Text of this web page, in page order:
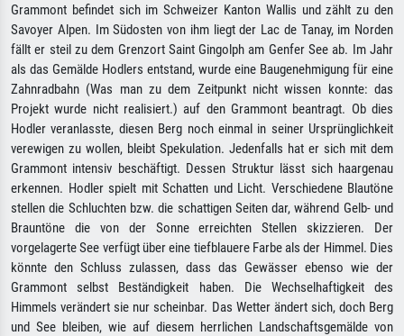
Grammont befindet sich im Schweizer Kanton Wallis und zählt zu den
Savoyer Alpen. Im Südosten von ihm liegt der Lac de Tanay, im Norden
fällt er steil zu dem Grenzort Saint Gingolph am Genfer See ab. Im Jahr
als das Gemälde Hodlers entstand, wurde eine Baugenehmigung für eine
Zahnradbahn (Was man zu dem Zeitpunkt nicht wissen konnte: das
Projekt wurde nicht realisiert.) auf den Grammont beantragt. Ob dies
Hodler veranlasste, diesen Berg noch einmal in seiner Ursprünglichkeit
verewigen zu wollen, bleibt Spekulation. Jedenfalls hat er sich mit dem
Grammont intensiv beschäftigt. Dessen Struktur lässt sich haargenau
erkennen. Hodler spielt mit Schatten und Licht. Verschiedene Blautöne
stellen die Schluchten bzw. die schattigen Seiten dar, während Gelb- und
Brauntöne die von der Sonne erreichten Stellen skizzieren. Der
vorgelagerte See verfügt über eine tiefblauere Farbe als der Himmel. Dies
könnte den Schluss zulassen, dass das Gewässer ebenso wie der
Grammont selbst Beständigkeit haben. Die Wechselhaftigkeit des
Himmels verändert sie nur scheinbar. Das Wetter ändert sich, doch Berg
und See bleiben, wie auf diesem herrlichen Landschaftsgemälde von